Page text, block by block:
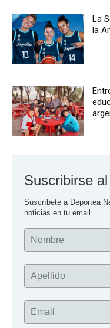
La
la
Suscribirse
Suscríbete a Deportea
noticias en tu email.
Nombre
Apellido
Email